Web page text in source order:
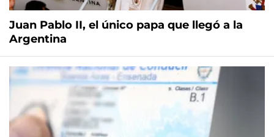
Juan Pablo II, el único papa que llegó a la
Argentina